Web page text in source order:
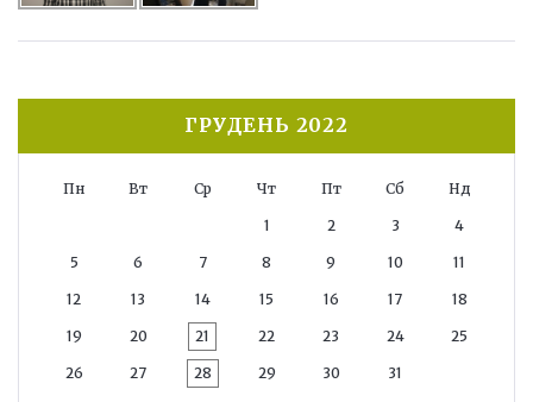
ГРУДЕНЬ 2022
Пн Вт Ср Чт Пт Сб Нд
1 2 3 4
5 6 7 8 9 10 11
12 13 14 15 16 17 18
19 20 21 22 23 24 25
26 27 28 29 30 31